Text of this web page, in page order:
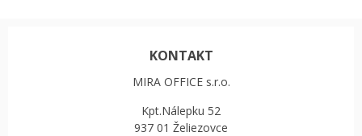
KONTAKT
MIRA OFFICE s.r.o.
Kpt.Nálepku 52
937 01 Želiezovce